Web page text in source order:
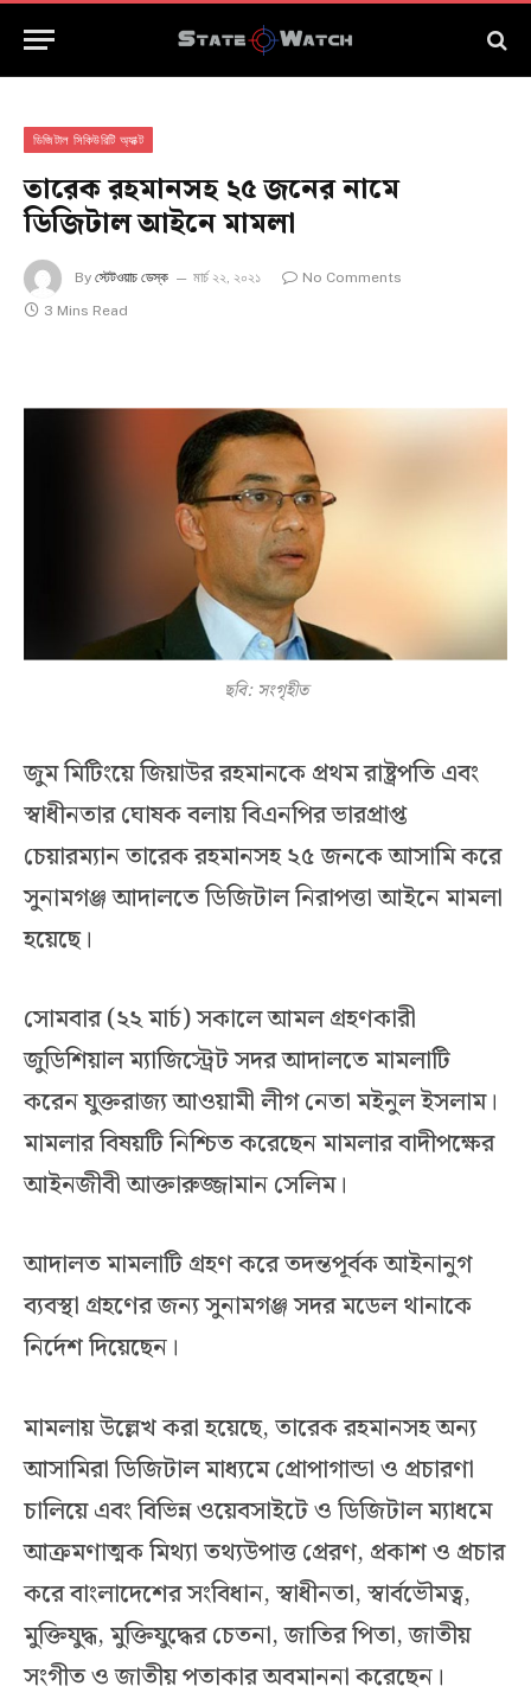
ডিজিটাল সিকিউরিটি অ্যাক্ট
তারেক রহমানসহ ২৫ জনের নামে
ডিজিটাল আইনে মামলা
By স্টেটওয়াচ ডেস্ক মার্চ ২২, ২০২১
No Comments
3 Mins Read
ছবি: সংগৃহীত
জুম মিটিংয়ে জিয়াউর রহমানকে প্রথম রাষ্ট্রপতি এবং
স্বাধীনতার ঘোষক বলায় বিএনপির ভারপ্রাপ্ত
চেয়ারম্যান তারেক রহমানসহ ২৫ জনকে আসামি করে
সুনামগঞ্জ আদালতে ডিজিটাল নিরাপত্তা আইনে মামলা
হয়েছে।
সোমবার (২২ মার্চ) সকালে আমল গ্রহণকারী
জুডিশিয়াল ম্যাজিস্ট্রেট সদর আদালতে মামলাটি
করেন যুক্তরাজ্য আওয়ামী লীগ নেতা মইনুল ইসলাম।
মামলার বিষয়টি নিশ্চিত করেছেন মামলার বাদীপক্ষের
আইনজীবী আক্তারুজ্জামান সেলিম।
আদালত মামলাটি গ্রহণ করে তদন্তপূর্বক আইনানুগ
ব্যবস্থা গ্রহণের জন্য সুনামগঞ্জ সদর মডেল থানাকে
নির্দেশ দিয়েছেন।
মামলায় উল্লেখ করা হয়েছে, তারেক রহমানসহ অন্য
আসামিরা ডিজিটাল মাধ্যমে প্রোপাগান্ডা ও প্রচারণা
চালিয়ে এবং বিভিন্ন ওয়েবসাইটে ও ডিজিটাল ম্যাধমে
আক্রমণাত্মক মিথ্যা তথ্যউপাত্ত প্রেরণ, প্রকাশ ও প্রচার
করে বাংলাদেশের সংবিধান, স্বাধীনতা, স্বার্বভৌমত্ব,
মুক্তিযুদ্ধ, মুক্তিযুদ্ধের চেতনা, জাতির পিতা, জাতীয়
সংগীত ও জাতীয় পতাকার অবমাননা করেছেন।